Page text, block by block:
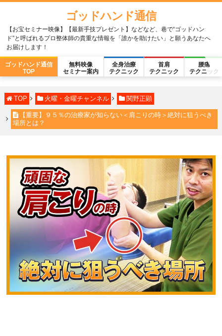
ゴッドハンド通信
【お宝セミナー映像】【最新手技プレゼント】などなど、巷で“ゴッドハン
ド”と呼ばれるプロ整体師の貴重な情報を「誰かを助けたい」と願うあなたへ
お届けします！
ゴッドハンド通信
TOP
無料映像
セミナー案内
全身治療
テクニック
首肩
テクニック
腰痛
テクニック
TOP 火曜・金曜チャンネル 関野正顕
【重要】９５％の治療家が知らない＜肩こりの時＞絶対に狙うべき
場所とは？